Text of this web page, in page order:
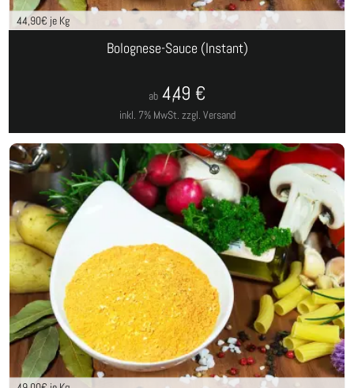
44,90€ je Kg
Bolognese-Sauce (Instant)
inkl. 7% MwSt. zzgl. Versand
ab 4,49 €